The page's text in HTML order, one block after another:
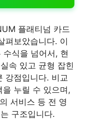
플래티넘 카드
펴보았습니다. 이
수식을 넘어서, 현
속 있고 균형 잡힌
강점입니다. 비교
누릴 수 있으며,
서비스 등 전 영
구조입니다.